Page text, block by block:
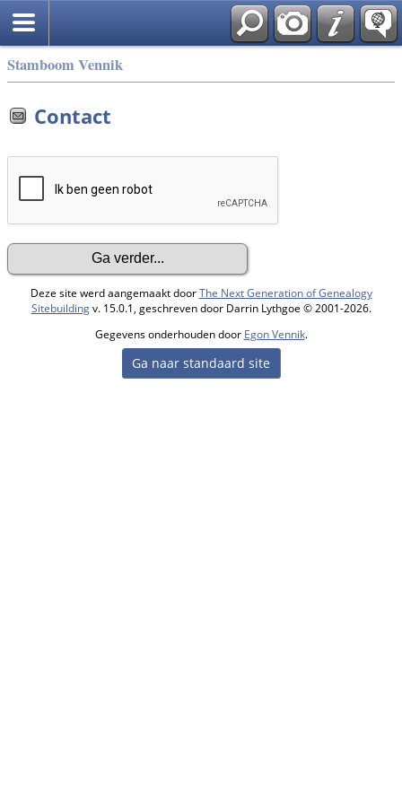
Stamboom Vennik
Contact
Deze site werd aangemaakt doorThe Next Generation of Genealogy
Sitebuildingv. 15.0.1, geschreven door Darrin Lythgoe © 2001-2026.
Gegevens onderhouden door Egon Vennik.
Ga naar standaard site